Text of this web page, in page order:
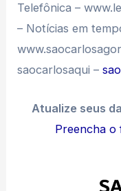
Telefônica –
– Notícias em
saocarlosaqui –
Atualize seus
Preencha o